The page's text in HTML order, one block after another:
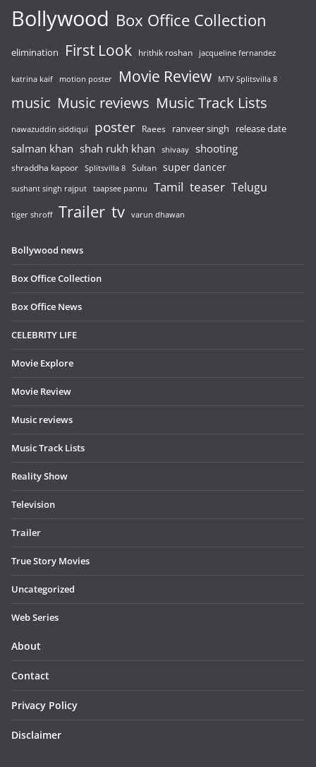
Bollywood Box Office Collection
elimination First Look hrithik roshan jacqueline fernandez
katrina kaif motion poster Movie Review MTV Splitsvilla 8
music Music reviews Music Track Lists
nawazuddin siddiqui poster Raees ranveer singh release date
salman khan shah rukh khan shivaay shooting
shraddha kapoor Splitsvilla 8 Sultan super dancer
sushant singh rajput taapsee pannu Tamil teaser Telugu
tiger shroff Trailer tv varun dhawan
Bollywood news
Box Office Collection
Box Office News
CELEBRITY LIFE
Movie Explore
Movie Review
Music reviews
Music Track Lists
Reality Show
Television
Trailer
True Story Movies
Uncategorized
Web Series
About
Contact
Privacy Policy
Disclaimer